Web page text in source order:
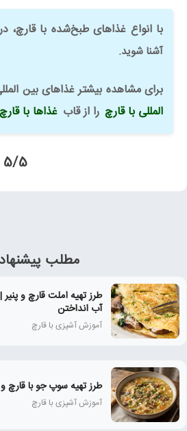
با انواع غذاهای طبخ‌شده با قارچ،
آشنا شوید.
برای مشاهده بیشتر غذاهای بین
المللی با قارچ را از قاب غذاها با قارچ
5/5 - (1 امتیاز)
مطلب
طرز تهیه املت قارچ و
آب انداختن
آموزش آشپزی با قارچ
طرز تهیه سوپ جو با قارچ
آموزش آشپزی با قارچ